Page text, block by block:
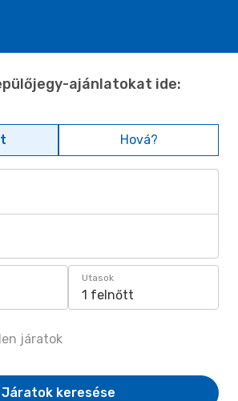
ajánlatokat ide:
Hová?
Utasok
1 felnőtt
járatok
Járatok keresése